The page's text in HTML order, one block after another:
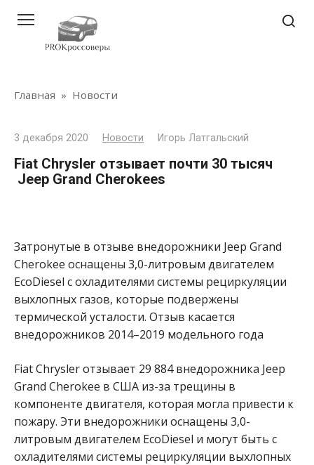
контенту
Главная » Новости
3 декабря 2020 Новости Игорь Латгальский
Fiat Chrysler отзывает почти 30 тысяч
Jeep Grand Cherokees
Затронутые в отзыве внедорожники Jeep Grand
Cherokee оснащены 3,0-литровым двигателем
EcoDiesel с охладителями системы рециркуляции
выхлопных газов, которые подвержены
термической усталости. Отзыв касается
внедорожников 2014–2019 модельного года
Fiat Chrysler отзывает 29 884 внедорожника Jeep
Grand Cherokee в США из-за трещины в
компоненте двигателя, которая могла привести к
пожару. Эти внедорожники оснащены 3,0-
литровым двигателем EcoDiesel и могут быть с
охладителями системы рециркуляции выхлопных